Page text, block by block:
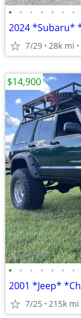
• • • • • • •
7/29 28k mi
• • • • • • •
7/25 215k mi
$14,900